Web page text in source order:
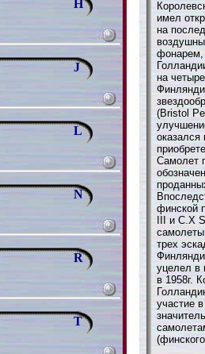
H
J
L
N
R
T
имел
на
фонарем,
на
(Bristol
Самолет
финской
III и C.X
трех
уцелел в
в 1958г.
участие